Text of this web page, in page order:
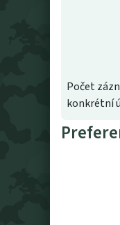
Počet
konkrétní